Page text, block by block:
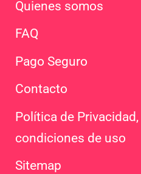
Quienes somos
FAQ
Pago Seguro
Contacto
Política de
condiciones de uso
Sitemap